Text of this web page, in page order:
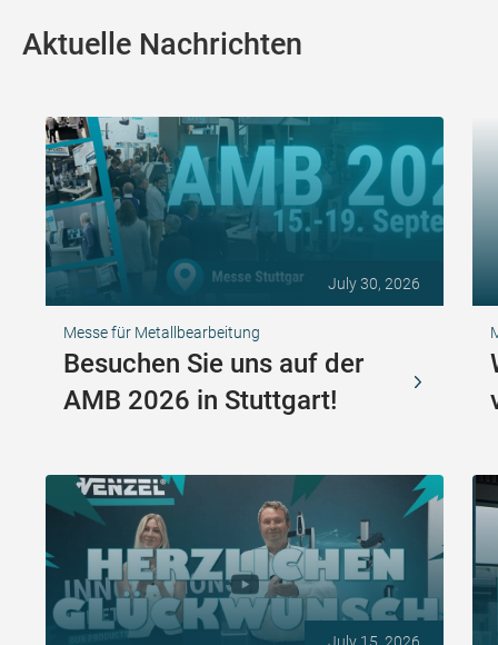
Aktuelle Nachrichten
July 30, 2026
Messe für Metallbearbeitung
Besuchen Sie uns auf der
AMB 2026 in Stuttgart!